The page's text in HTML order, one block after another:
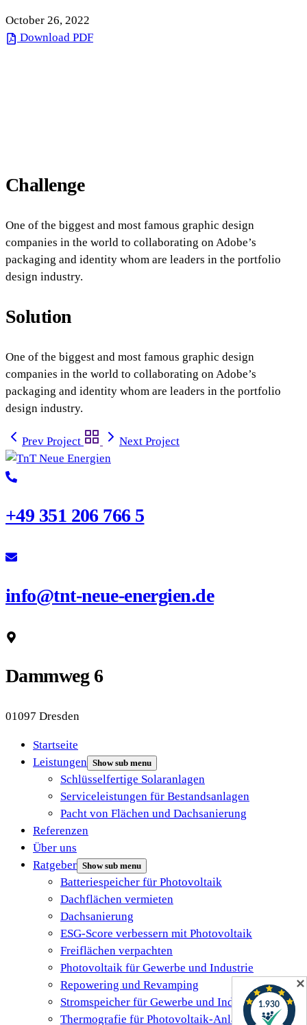
October 26, 2022
Download PDF
Challenge
One of the biggest and most famous graphic design
companies in the world to collaborating on Adobe’s
packaging and identity whom are leaders in the portfolio
design industry.
Solution
One of the biggest and most famous graphic design
companies in the world to collaborating on Adobe’s
packaging and identity whom are leaders in the portfolio
design industry.
Prev Project Next Project
+49 351 206 766 5
info@tnt-neue-energien.de
Dammweg 6
01097 Dresden
Startseite
Leistungen Show sub menu
Schlüsselfertige Solaranlagen
Serviceleistungen für Bestandsanlagen
Pacht von Flächen und Dachsanierung
Referenzen
Über uns
Ratgeber Show sub menu
Batteriespeicher für Photovoltaik
Dachflächen vermieten
Dachsanierung
ESG-Score verbessern mit Photovoltaik
Freiflächen verpachten
Photovoltaik für Gewerbe und Industrie
Repowering und Revamping
Stromspeicher für Gewerbe und Industrie
Thermografie für Photovoltaik-Anlagen
✕